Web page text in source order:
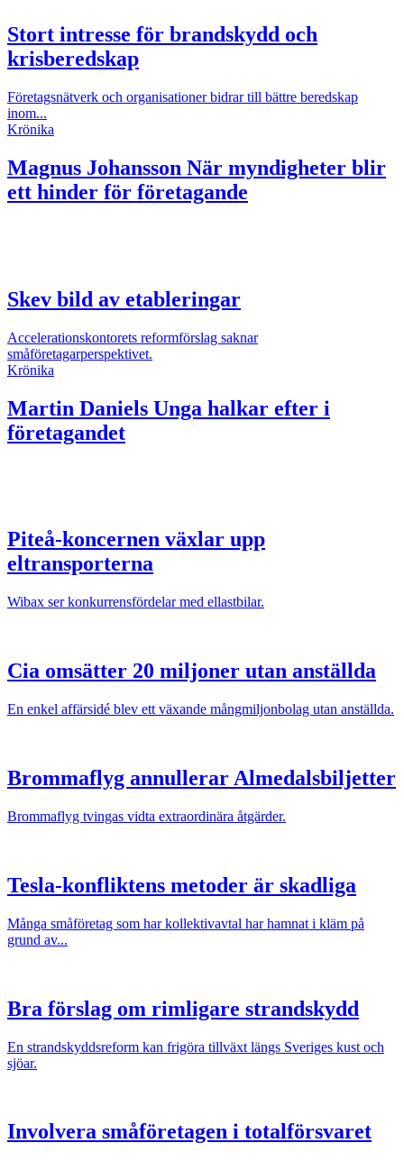
Stort intresse för brandskydd och
krisberedskap
Företagsnätverk och organisationer bidrar till bättre beredskap
inom...
Krönika
Magnus Johansson När myndigheter blir
ett hinder för företagande
Skev bild av etableringar
Accelerationskontorets reformförslag saknar
småföretagarperspektivet.
Krönika
Martin Daniels Unga halkar efter i
företagandet
Piteå-koncernen växlar upp
eltransporterna
Wibax ser konkurrensfördelar med ellastbilar.
Cia omsätter 20 miljoner utan anställda
En enkel affärsidé blev ett växande mångmiljonbolag utan anställda.
Brommaflyg annullerar Almedalsbiljetter
Brommaflyg tvingas vidta extraordinära åtgärder.
Tesla-konfliktens metoder är skadliga
Många småföretag som har kollektivavtal har hamnat i kläm på
grund av...
Bra förslag om rimligare strandskydd
En strandskyddsreform kan frigöra tillväxt längs Sveriges kust och
sjöar.
Involvera småföretagen i totalförsvaret